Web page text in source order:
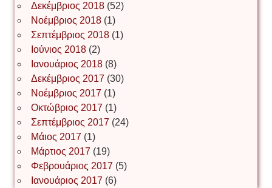
Іван Наконечний
Інга Короткевич
Ірина Ключковська
Ірина Наконечна
Δεκέμβριος 2018(52)
Νοέμβριος 2018(1)
Σεπτέμβριος 2018(1)
Ιούνιος 2018(2)
Ιανουάριος 2018(8)
Δεκέμβριος 2017 (30)
Νοέμβριος 2017 (1)
Οκτώβριος 2017 (1)
Σεπτέμβριος 2017 (24)
Μάιος 2017 (1)
Μάρτιος 2017 (19)
Φεβρουάριος 2017 (5)
Ιανουάριος 2017 (6)